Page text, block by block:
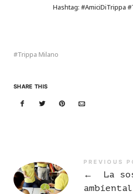
Hashtag: #AmiciDiTrippa
Trippa Milano
SHARE THIS
PREVIOUS
←
La